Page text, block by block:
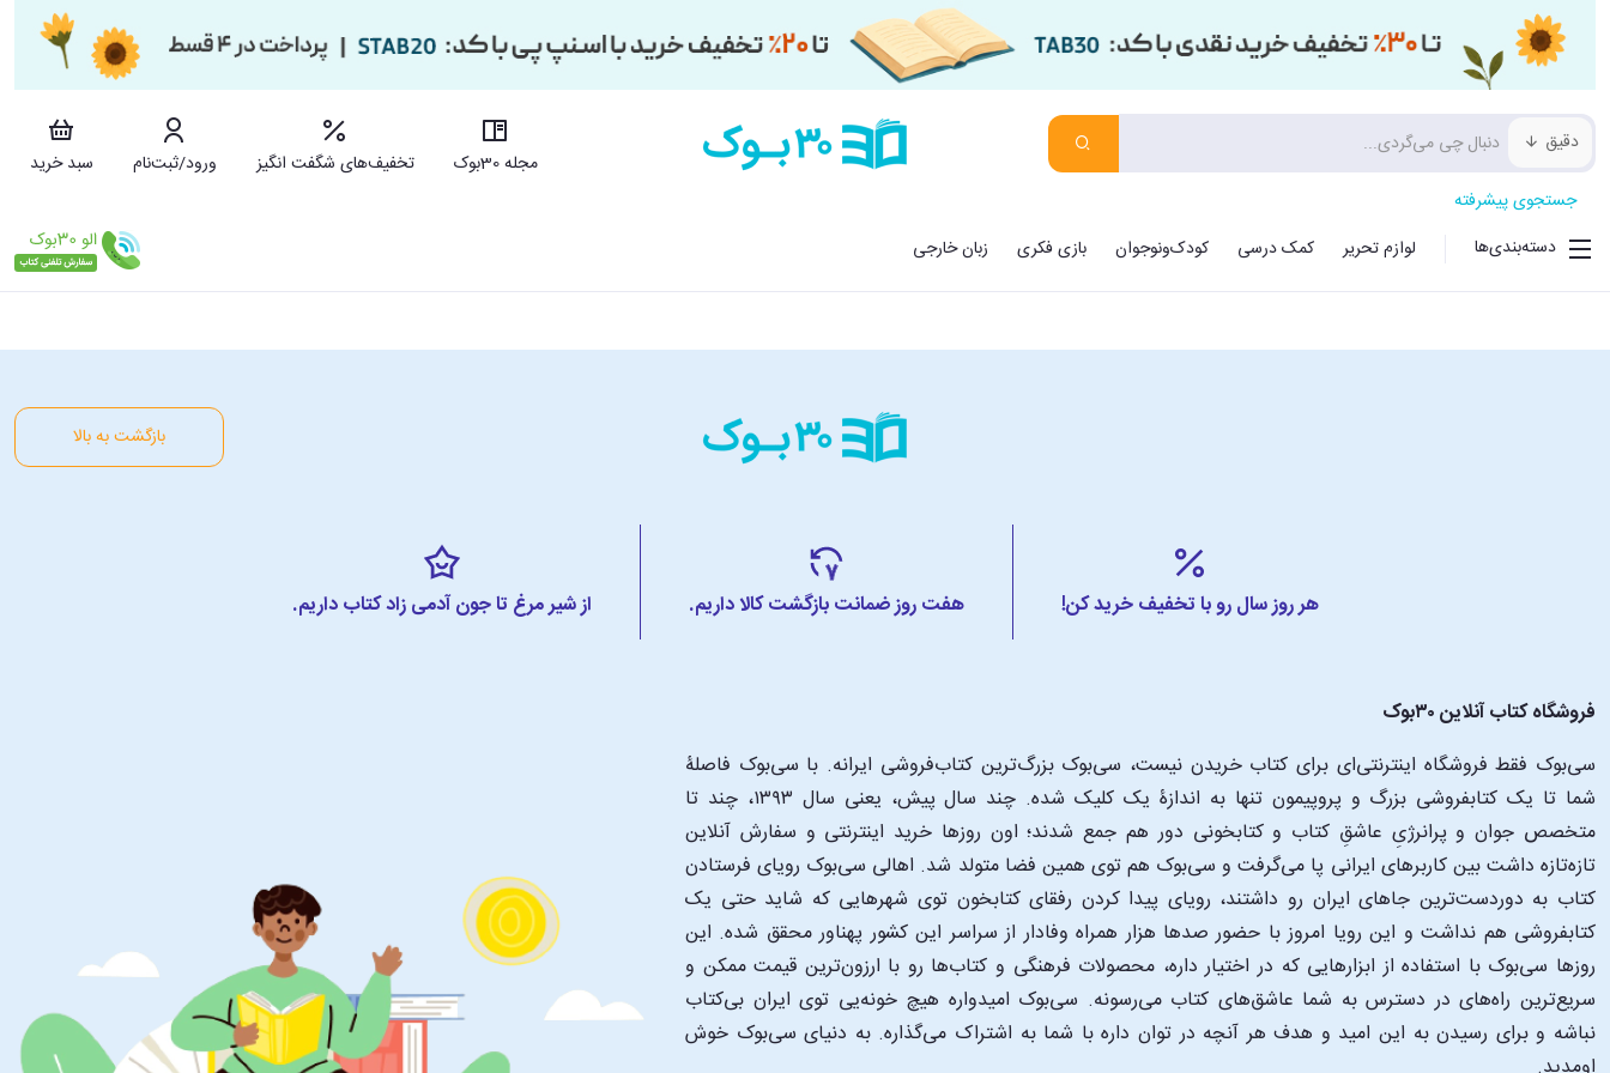
دقیق
مجله 30بوک تخفیف‌های شگفت انگیز ورود/ثبت‌نام
سبد خرید
جستجوی پیشرفته
دسته‌بندی‌ها
لوازم تحریر کمک درسی کودک‌ونوجوان بازی فکری زبان خارجی
بازگشت به بالا
هر روز سال رو با تخفیف خرید کن! هفت روز ضمانت بازگشت کالا داریم. از شیر مرغ تا جون آدمی زاد کتاب داریم.
فروشگاه کتاب آنلاین ۳۰بوک
سی‌بوک فقط فروشگاه اینترنتی‌ای برای کتاب خریدن نیست، سی‌بوک بزرگ‌ترین کتاب‌فروشی ایرانه. با سی‌بوک فاصلۀ
شما تا یک کتابفروشی بزرگ و پروپیمون تنها به اندازۀ یک کلیک شده. چند سال پیش، یعنی سال ۱۳۹۳، چند تا
متخصص جوان و پرانرژیِ عاشقِ کتاب و کتابخونی دور هم جمع شدند؛ اون‌ روزها خرید اینترنتی و سفارش آنلاین
تازه‌تازه داشت بین کاربرهای ایرانی پا می‌گرفت و سی‌بوک هم توی همین فضا متولد شد. اهالی سی‌بوک رویای فرستادن
کتاب به دوردست‌ترین جاهای ایران رو داشتند، رویای پیدا کردن رفقای کتابخون توی شهرهایی که شاید حتی یک
کتابفروشی هم نداشت و این رویا امروز با حضور صدها هزار همراه وفادار از سراسر این کشور پهناور محقق شده. این
‌روزها سی‌بوک با استفاده از ابزارهایی که در اختیار داره، محصولات فرهنگی و کتاب‌ها رو با ارزون‌ترین قیمت ممکن و
سریع‌ترین راه‌های در دسترس به شما عاشق‌های کتاب می‌رسونه. سی‌بوک امیدواره هیچ خونه‌یی توی ایران بی‌کتاب
نباشه و برای رسیدن به این امید و هدف هر آنچه در توان داره با شما به اشتراک می‌گذاره. به دنیای سی‌بوک خوش